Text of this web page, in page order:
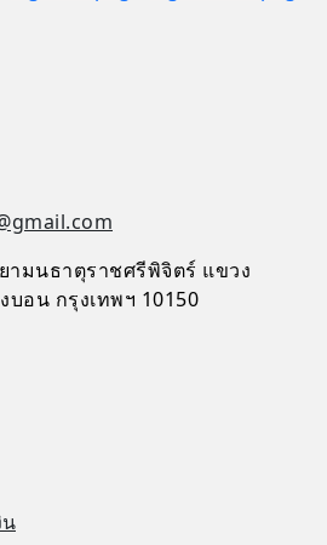
ามนธาตุราชศรีพิจิตร์ แขวง
บอน กรุงเทพฯ 10150
น